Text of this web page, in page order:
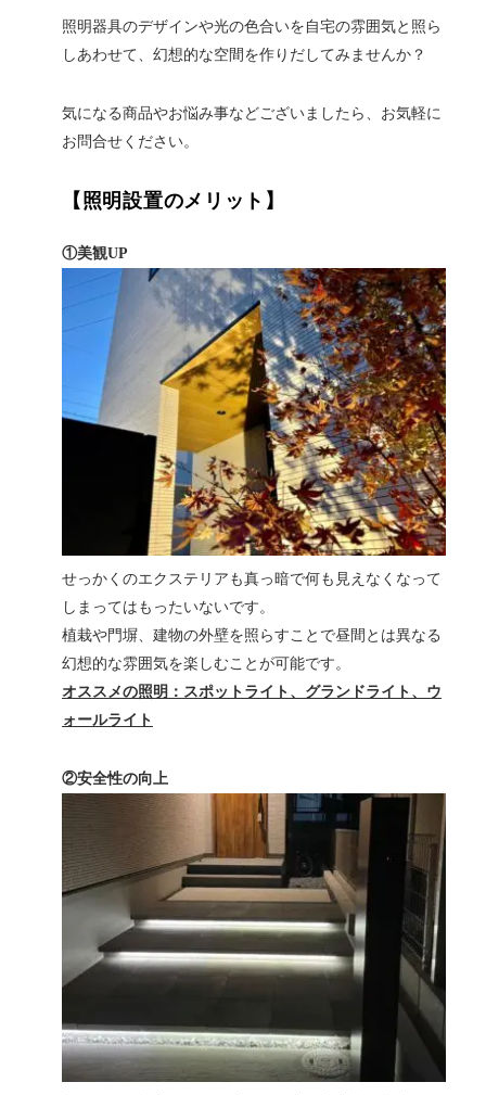
照明器具のデザインや光の色合いを自宅の雰囲気と照ら
しあわせて、幻想的な空間を作りだしてみませんか？
気になる商品やお悩み事などございましたら、お気軽に
お問合せください。
【照明設置のメリット】
①美観UP
せっかくのエクステリアも真っ暗で何も見えなくなって
しまってはもったいないです。
植栽や門塀、建物の外壁を照らすことで昼間とは異なる
幻想的な雰囲気を楽しむことが可能です。
オススメの照明：スポットライト、グランドライト、ウ
ォールライト
②安全性の向上